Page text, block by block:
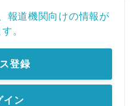
報道機関向けの情報が
。
登録
イン